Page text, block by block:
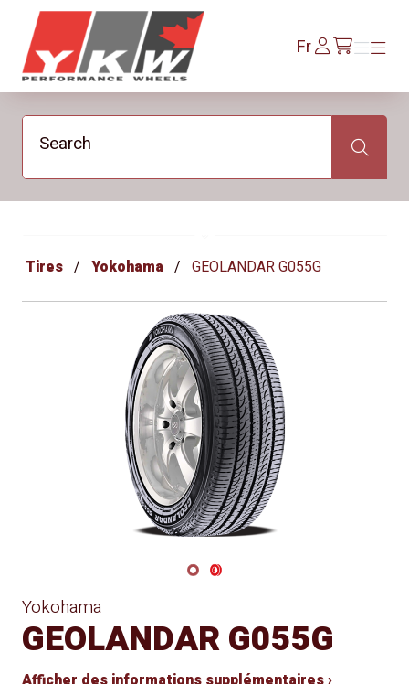
YKW Wheels
FrSe
connecter/fr/cart
Menu
Menu
Search Search
Tires Yokohama GEOLANDAR G055G
Navigate 1
Navigate 2
Yokohama
GEOLANDAR G055G